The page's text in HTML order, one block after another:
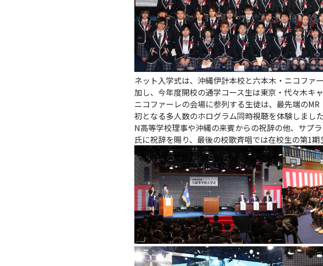
ネット入学式は、沖縄伊計本校と六本木・ニコフ
加し、今年度開校の通学コース生は東京・代々木キ
ニコファーレの会場に参列する生徒は、最先端の
初となる多人数のホログラム同時視聴を体験しました
N高等学校理事や沖縄の来賓からの祝辞の他、サプ
氏に祝辞を賜り、最後の校歌斉唱では在校生の第1